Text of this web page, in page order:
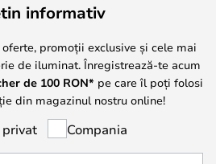
informativ
promoții exclusive și cele mai
de iluminat. Înregistrează-te acum
de 100 RON* pe care îl poți folosi
din magazinul nostru online!
Compania